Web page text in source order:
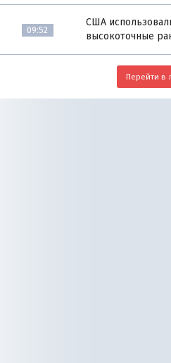
09:52
США
высокоточные
Перейти в